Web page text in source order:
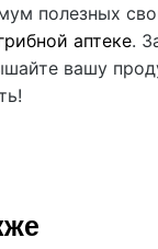
полезных
аптеке.
вашу